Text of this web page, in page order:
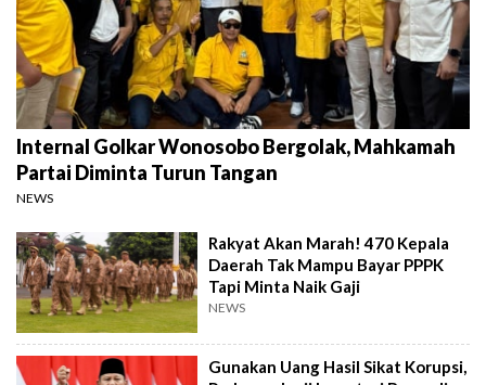
Internal Golkar Wonosobo Bergolak, Mahkamah
Partai Diminta Turun Tangan
NEWS
Rakyat Akan Marah! 470 Kepala
Daerah Tak Mampu Bayar PPPK
Tapi Minta Naik Gaji
NEWS
Gunakan Uang Hasil Sikat Korupsi,